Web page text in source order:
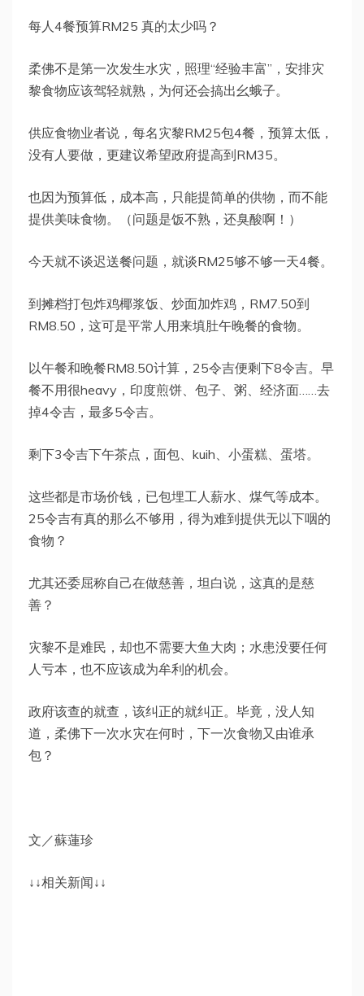
每人4餐预算RM25 真的太少吗？
柔佛不是第一次发生水灾，照理“经验丰富”，安排灾
黎食物应该驾轻就熟，为何还会搞出幺蛾子。
供应食物业者说，每名灾黎RM25包4餐，预算太低，
没有人要做，更建议希望政府提高到RM35。
也因为预算低，成本高，只能提简单的供物，而不能
提供美味食物。（问题是饭不熟，还臭酸啊！）
今天就不谈迟送餐问题，就谈RM25够不够一天4餐。
到摊档打包炸鸡椰浆饭、炒面加炸鸡，RM7.50到
RM8.50，这可是平常人用来填肚午晚餐的食物。
以午餐和晚餐RM8.50计算，25令吉便剩下8令吉。早
餐不用很heavy，印度煎饼、包子、粥、经济面……去
掉4令吉，最多5令吉。
剩下3令吉下午茶点，面包、kuih、小蛋糕、蛋塔。
这些都是市场价钱，已包埋工人薪水、煤气等成本。
25令吉有真的那么不够用，得为难到提供无以下咽的
食物？
尤其还委屈称自己在做慈善，坦白说，这真的是慈
善？
灾黎不是难民，却也不需要大鱼大肉；水患没要任何
人亏本，也不应该成为牟利的机会。
政府该查的就查，该纠正的就纠正。毕竟，没人知
道，柔佛下一次水灾在何时，下一次食物又由谁承
包？
文／蘇蓮珍
↓↓相关新闻↓↓